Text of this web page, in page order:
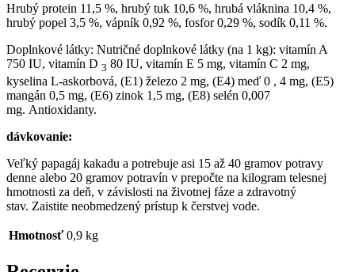
Hrubý protein 11,5 %, hrubý tuk 10,6 %, hrubá vláknina 10,4 %,
hrubý popel 3,5 %, vápník 0,92 %, fosfor 0,29 %, sodík 0,11 %.
Doplnkové látky: Nutričné doplnkové látky (na 1 kg): vitamín A
750 IU, vitamín D 3 80 IU, vitamín E 5 mg, vitamín C 2 mg,
kyselina L-askorbová, (E1) železo 2 mg, (E4) meď 0 , 4 mg, (E5)
mangán 0,5 mg, (E6) zinok 1,5 mg, (E8) selén 0,007
mg. Antioxidanty.
dávkovanie:
Veľký papagáj kakadu a potrebuje asi 15 až 40 gramov potravy
denne alebo 20 gramov potravín v prepočte na kilogram telesnej
hmotnosti za deň, v závislosti na životnej fáze a zdravotný
stav. Zaistite neobmedzený prístup k čerstvej vode.
Hmotnosť 0,9 kg